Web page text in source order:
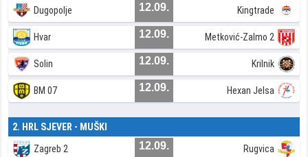
Dugopolje 12.09. Kingtrade
Hvar 12.09. Metković-Zalmo 2
Solin 12.09. Krilnik
BM 07 12.09. Hexan Jelsa
2. HRL SJEVER - MUŠKI
Zagreb 2 12.09. Rugvica